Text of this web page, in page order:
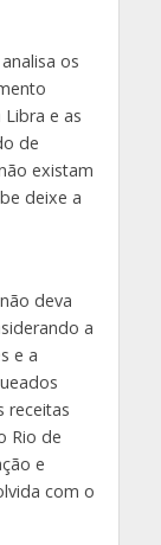
os
e as
de
existam
deixe a
deva
a
e a
receitas
Rio de
e
com o